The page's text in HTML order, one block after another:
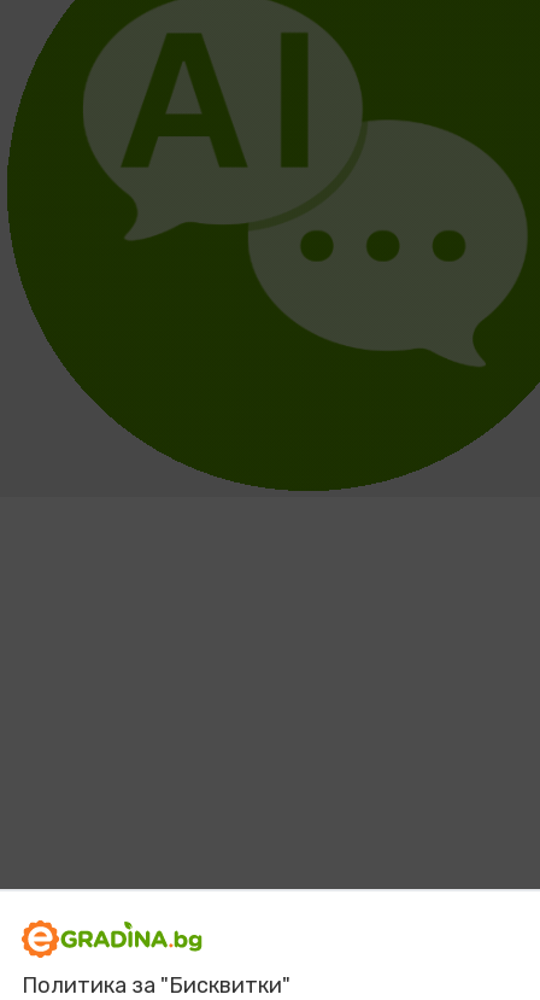
Политика за "Бисквитки"